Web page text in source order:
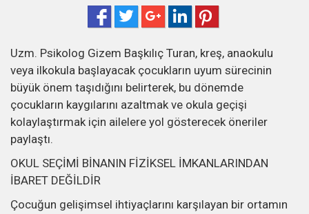
Uzm. Psikolog Gizem Başkılıç Turan, kreş, anaokulu
veya ilkokula başlayacak çocukların uyum sürecinin
büyük önem taşıdığını belirterek, bu dönemde
çocukların kaygılarını azaltmak ve okula geçişi
kolaylaştırmak için ailelere yol gösterecek öneriler
paylaştı.
OKUL SEÇİMİ BİNANIN FİZİKSEL İMKANLARINDAN
İBARET DEĞİLDİR
Çocuğun gelişimsel ihtiyaçlarını karşılayan bir ortamın